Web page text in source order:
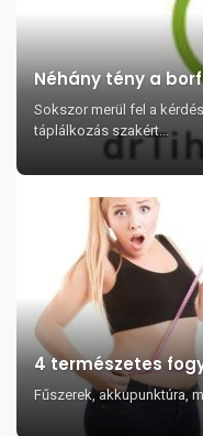
Néhány tény a
Sokszor merül fel a
táplálkozás szakért...
4 természetes
Fűszerek, akkupunktúra,